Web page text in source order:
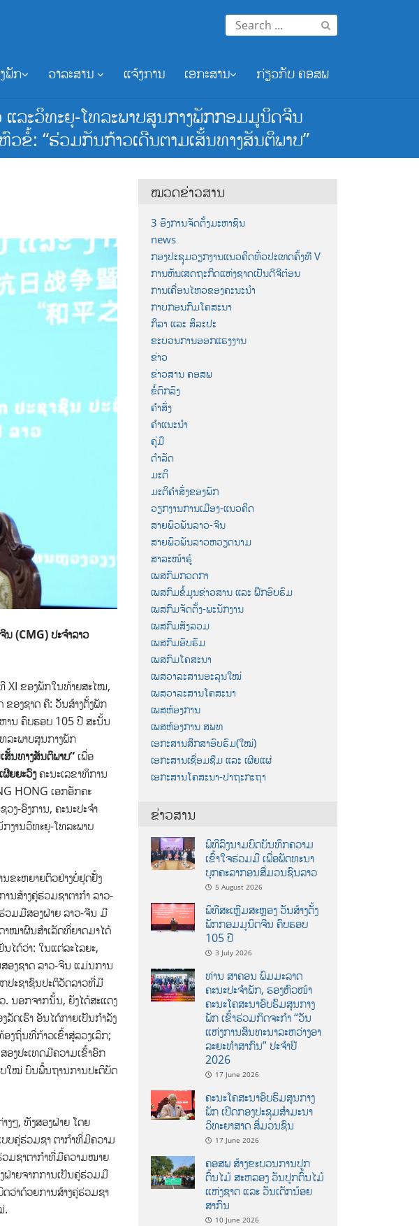
Search
for:
ພັກ ວາລະສານ ແຈ້ງການ ເອກະສານ ກ່ຽວກັບ ຄອສພ
ລະວິທະຍຸ-ໂທລະພາບສູນກາງພັກກອມມູນິດຈີນ
ຂໍ້: “ຮ່ວມກັນກ້າວເດີນຕາມເສັ້ນທາງສັນຕິພາບ”
ນ (CMG)ປະຈໍາລາວ
XI ຂອງພັກໃນທ້າຍສະໄໝ,
ອງຊາດ ຄື: ວັັນສ້າງຕັ້ງພັກ
ານ ຄົບຮອບ 105 ປີ ສະນັ້ນ
ລະພາບສູນກາງພັກ
ເສັ້ນທາງສັນຕິພາບ”ເພື່ອ
ຜີຍຍະວົງຄະນະເລຂາທິການ
HONG ເອກອັກຄະ
ງ-ອົງການ, ຄະນະປະຈໍາ
ງານວິທະຍຸ-ໂທລະພາບ
ຂະຫຍາຍຕົວຢ່າງບໍ່ຢຸດຢັ້ງ
ນສ້າງຄູ່ຮ່ວມຊາຕາກຳ ລາວ-
ວມມືສອງຝ່າຍ ລາວ-ຈີນ ມີ
າໝາຜົນສຳເລັດທີ່ຍາດມາໄດ້
ໄດ້ວ່າ: ໃນແຕ່ລະໄລຍະ,
ອງຊາດ ລາວ-ຈີນ ແມ່ນການ
ປະຊາຊົນປະຕິວັດລາວທີ່ມີ
ນອກຈາກນັ້ນ, ຍັງໄດ້ສະແດງ
ດເຮົາ ອັນໄດ້ກາຍເປັນກຳລັງ
ຖິ່ນທີ່ກ້າວເຂົ້າສູ່ລວງເລິກ;
ອງປະເທດມີຄວາມເຂົ້າອົກ
ໃໝ່ ບົນພື້ນຖານການປະຕິບັດ
ໆ, ທັງສອງຝ່າຍ ໂດຍ
ບຄູ່ຮ່ວມຊາ ຕາກຳທີ່ມີຄວາມ
ວມຊາຕາກຳທີ່ມີຄວາມໝາຍ
ຝ່າຍຈາກການເປັນຄູ່ຮ່ວມມື
ວ່າດ້ວຍການສ້າງຄູ່ຮ່ວມຊາ
.
ໝວດຂ່າວສານ
3 ອົງການຈັດຕັ້ງມະຫາຊົນ
news
ກອງປະຊຸມວຽກງານແນວຄິດທົ່ວປະເທດຄັ້ງທີ V
ການຫັນເສດຖະກິດແຫ່ງຊາດເປັນດີຈີຕ໋ອນ
ການເຄື່ອນໄຫວຂອງຄະນະນຳ
ກາບກອນກົມໂຄສະນາ
ກິລາ ແລະ ສິລະປະ
ຂະບວນການອອກແຮງງານ
ຂ່າວ
ຂ່າວສານ ຄອສພ
ຂໍ້ຕົກລົງ
ຄຳສັ່ງ
ຄຳແນະນຳ
ຄູ່ມື
ດຳລັດ
ມະຕິ
ມະຕິຄຳສັ່ງຂອງພັກ
ວຽກງານການເມືອງ-ແນວຄິດ
ສາຍພົວພັນລາວ-ຈີນ
ສາຍພົວພັນລາວຫວຽດນາມ
ສາລະໜ້າຮູ້
ເພສກົມກວດກາ
ເພສກົມຂໍ້ມູນຂ່າວສານ ແລະ ຝຶກອົບຮົມ
ເພສກົມຈັດຕັ້ງ-ພະນັກງານ
ເພສກົມສັງລວມ
ເພສກົມອົບຮົມ
ເພສກົມໂຄສະນາ
ເພສວາລະສານອະລຸນໃໝ່
ເພສວາລະສານໂຄສະນາ
ເພສຫ້ອງການ
ເພສຫ້ອງການ ສພທ
ເອກະສານສຶກສາອົບຮົມ(ໃໝ່)
ເອກະສານເຊື່ອມຊືມ ແລະ ເຜີຍແຜ່
ເອກະສານໂຄສະນາ-ປາຖະກະຖາ
ຂ່າວສານ
ພິທີລົງນາມບົດບັນທຶກຄວາມ
ເຂົ້າໃຈຮ່ວມມື ເພື່ອພັດທະນາ
ບຸກຄະລາກອນສື່ມວນຊົນລາວ
5 August 2026
ພິທີສະເຫຼີມສະຫຼອງ ວັນສ້າງຕັ້ງ
ພັກກອມມູນິດຈີນ ຄົບຮອບ
105 ປີ
3 July 2026
ທ່ານ ສາຄອນ ພົມມະລາດ
ຄະນະປະຈໍາພັກ, ຮອງຫົວໜ້າ
ຄະນະໂຄສະນາອົບຮົມສູນກາງ
ພັກ ເຂົ້າຮ່ວມກິດຈະກຳ “ວັນ
ແຫ່ງການສົນທະນາລະຫວ່າງອາ
ລະຍະທຳສາກົນ” ປະຈຳປີ
2026
17 June 2026
ຄະນະໂຄສະນາອົບຮົມສູນກາງ
ພັກ ເປີດກອງປະຊຸມສຳມະນາ
ວິທະຍາສາດ ສຶ່ມວນຊົນ
17 June 2026
ຄອສພ ສ້າງຂະບວນການປູກ
ຕົ້ນໄມ້ ສະຫລອງ ວັນປູກຕົ້ນໄມ້
ແຫ່ງຊາດ ແລະ ວັນເດັກນ້ອຍ
ສາກົນ
10 June 2026